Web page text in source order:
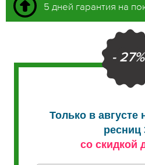
5 дней гарантия на
- 27%
Только в августе
ресниц
со скидкой